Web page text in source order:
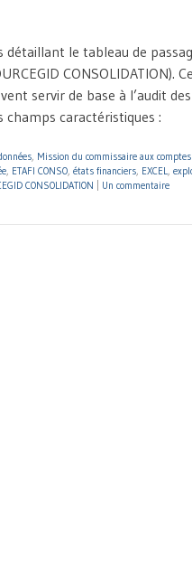
le tableau de
CONSOLIDATION).
servir de base à l’audit
champs caractéristiques :
, Mission du commissaire aux comptes
, ETAFI CONSO, états financiers, EXCEL,
CONSOLIDATION Un commentaire